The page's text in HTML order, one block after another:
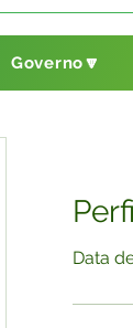
Governo🔽
Data